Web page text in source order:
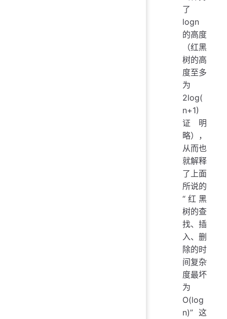
了
logn
的高度
（红黑
树的高
度至多
为
2log(
n+1)
证明
略），
从而也
就解释
了上面
所说的
“红黑
树的查
找、插
入、删
除的时
间复杂
度最坏
为
O(log
n)”这